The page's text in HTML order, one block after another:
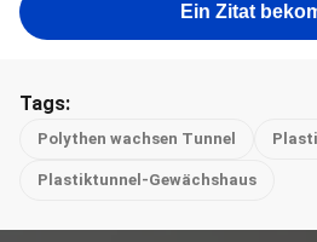
Ein Zitat
Tags:
Polythen wachsen Tunnel
Plastiktunnel-Gewächshaus